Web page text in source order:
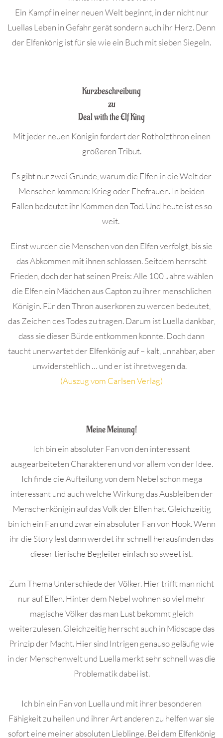
Ein Kampf in einer neuen Welt beginnt, in der nicht nur
Luellas Leben in Gefahr gerät sondern auch ihr Herz. Denn
der Elfenkönig ist für sie wie ein Buch mit sieben Siegeln.
Kurzbeschreibung
zu
Deal with the Elf King
Mit jeder neuen Königin fordert der Rotholzthron einen
größeren Tribut.
Es gibt nur zwei Gründe, warum die Elfen in die Welt der
Menschen kommen: Krieg oder Ehefrauen. In beiden
Fällen bedeutet ihr Kommen den Tod. Und heute ist es so
weit.
Einst wurden die Menschen von den Elfen verfolgt, bis sie
das Abkommen mit ihnen schlossen. Seitdem herrscht
Frieden, doch der hat seinen Preis: Alle 100 Jahre wählen
die Elfen ein Mädchen aus Capton zu ihrer menschlichen
Königin. Für den Thron auserkoren zu werden bedeutet,
das Zeichen des Todes zu tragen. Darum ist Luella dankbar,
dass sie dieser Bürde entkommen konnte. Doch dann
taucht unerwartet der Elfenkönig auf – kalt, unnahbar, aber
unwiderstehlich … und er ist ihretwegen da.
(Auszug vom Carlsen Verlag)
Meine Meinung!
Ich bin ein absoluter Fan von den interessant
ausgearbeiteten Charakteren und vor allem von der Idee.
Ich finde die Aufteilung von dem Nebel schon mega
interessant und auch welche Wirkung das Ausbleiben der
Menschenkönigin auf das Volk der Elfen hat. Gleichzeitig
bin ich ein Fan und zwar ein absoluter Fan von Hook. Wenn
ihr die Story lest dann werdet ihr schnell herausfinden das
dieser tierische Begleiter einfach so sweet ist.
Zum Thema Unterschiede der Völker. Hier trifft man nicht
nur auf Elfen. Hinter dem Nebel wohnen so viel mehr
magische Völker das man Lust bekommt gleich
weiterzulesen. Gleichzeitig herrscht auch in Midscape das
Prinzip der Macht. Hier sind Intrigen genauso geläufig wie
in der Menschenwelt und Luella merkt sehr schnell was die
Problematik dabei ist.
Ich bin ein Fan von Luella und mit ihrer besonderen
Fähigkeit zu heilen und ihrer Art anderen zu helfen war sie
sofort eine meiner absoluten Lieblinge. Bei dem Elfenkönig